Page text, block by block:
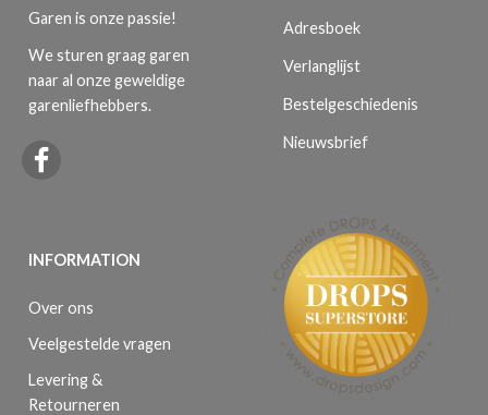
Garen is onze passie!
We sturen graag garen
naar al onze geweldige
garenliefhebbers.
INFORMATION
Over ons
Veelgestelde vragen
Levering &
Retourneren
Adresboek
Verlanglijst
Bestelgeschiedenis
Nieuwsbrief